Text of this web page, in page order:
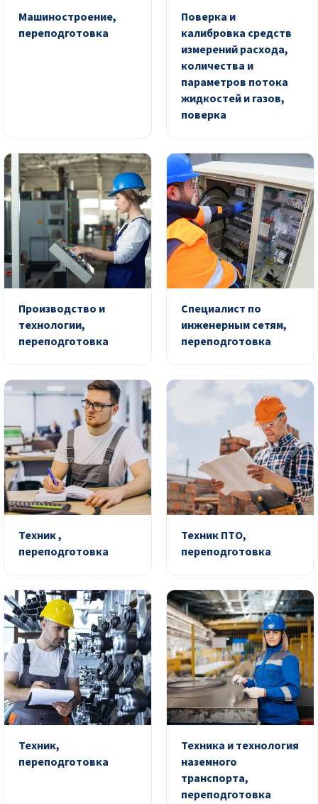
Машиностроение,
переподготовка
Поверка и
калибровка средств
измерений расхода,
количества и
параметров потока
жидкостей и газов,
поверка
Производство и
технологии,
переподготовка
Специалист по
инженерным сетям,
переподготовка
Техник ,
переподготовка
Техник ПТО,
переподготовка
Техник,
переподготовка
Техника и технология
наземного
транспорта,
переподготовка